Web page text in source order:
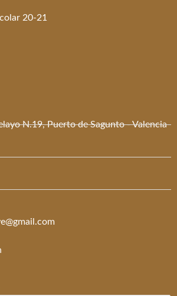
20-21
N.19, Puerto de Sagunto - Valencia